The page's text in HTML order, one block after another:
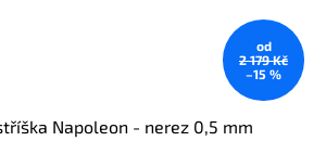
od
2 179 Kč
–15 %
Napoleon - nerez 0,5 mm